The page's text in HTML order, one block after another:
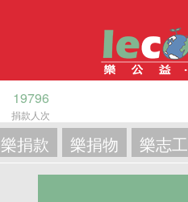
19796
捐款人次
樂捐款 樂捐物 樂志工